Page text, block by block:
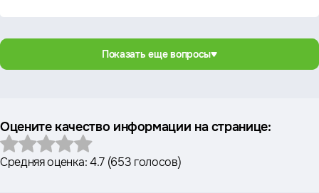
Показать еще вопросы
Оцените качество информации на странице:
Средняя оценка:4.7(653 голосов)